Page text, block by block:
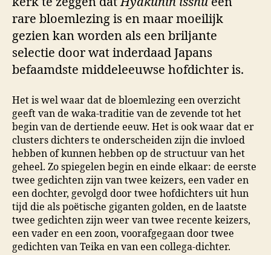
rare bloemlezing is en maar moeilijk
gezien kan worden als een briljante
selectie door wat inderdaad Japans
befaamdste middeleeuwse hofdichter is.
Het is wel waar dat de bloemlezing een overzicht
geeft van de waka-traditie van de zevende tot het
begin van de dertiende eeuw. Het is ook waar dat er
clusters dichters te onderscheiden zijn die invloed
hebben of kunnen hebben op de structuur van het
geheel. Zo spiegelen begin en einde elkaar: de eerste
twee gedichten zijn van twee keizers, een vader en
een dochter, gevolgd door twee hofdichters uit hun
tijd die als poëtische giganten golden, en de laatste
twee gedichten zijn weer van twee recente keizers,
een vader en een zoon, voorafgegaan door twee
gedichten van Teika en van een collega-dichter.